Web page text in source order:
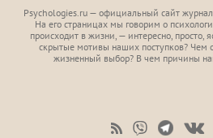
Psychologies.ru — официальный сайт
На его страницах мы говорим о
происходит в жизни, — интересно, просто,
скрытые мотивы наших поступков? Чем
жизненный выбор? В чем причины